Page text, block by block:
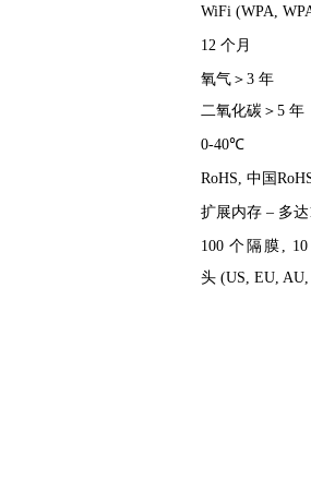
WiFi (WPA,
12 个月
氧气＞3 年
二氧化碳＞5 年
0-40℃
RoHS, 中国
扩展内存 – 多
100 个隔膜,
头 (US, EU,